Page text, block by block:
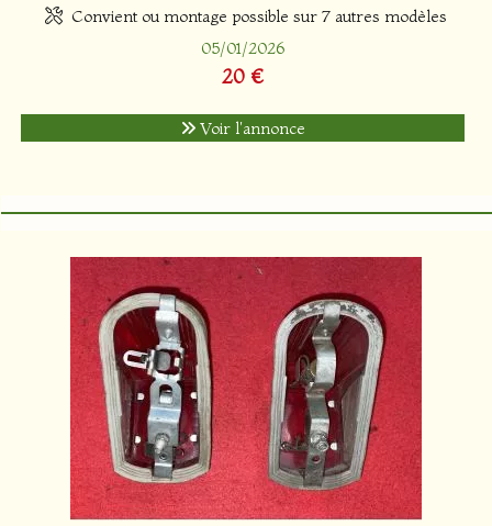
Convient ou montage possible sur 7 autres modèles
05/01/2026
20 €
Voir l'annonce